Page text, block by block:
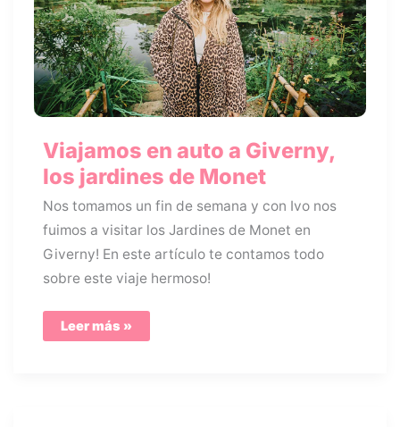
Viajamos en auto a Giverny,
los jardines de Monet
Nos tomamos un fin de semana y con Ivo nos
fuimos a visitar los Jardines de Monet en
Giverny! En este artículo te contamos todo
sobre este viaje hermoso!
Viajamos
en
Leer más »